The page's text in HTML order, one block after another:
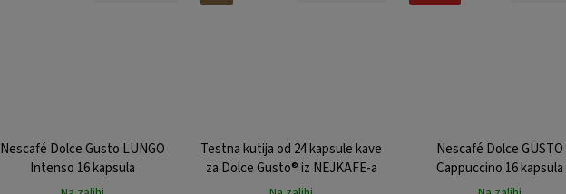
Nescafé Dolce Gusto LUNGO
Intenso 16 kapsula
Testna kutija od 24 kapsule kave
za Dolce Gusto® iz NEJKAFE-a
Nescafé Dolce GUSTO
Cappuccino 16 kapsula